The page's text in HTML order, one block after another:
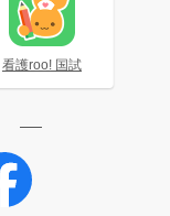
看護roo! 国試